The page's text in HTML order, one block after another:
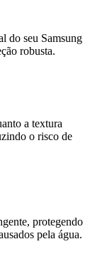
do seu Samsung
robusta.
a textura
o risco de
protegendo
​​pela água.